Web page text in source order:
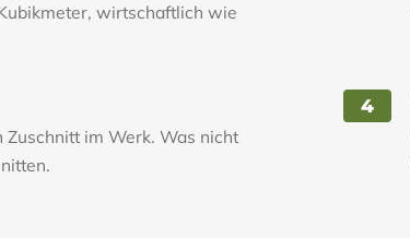
wirtschaftlich wie
im Werk. Was nicht
4